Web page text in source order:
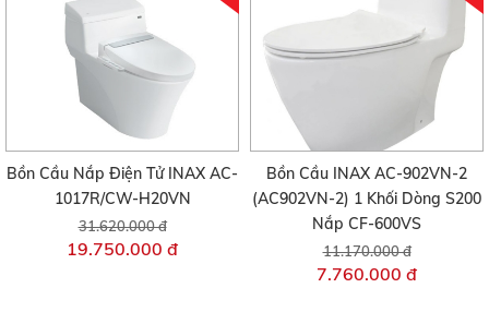
Bồn Cầu Nắp Điện Tử INAX AC-
1017R/CW-H20VN
31.620.000 đ
19.750.000 đ
Bồn Cầu INAX AC-902VN-2
(AC902VN-2) 1 Khối Dòng S200
Nắp CF-600VS
11.170.000 đ
7.760.000 đ